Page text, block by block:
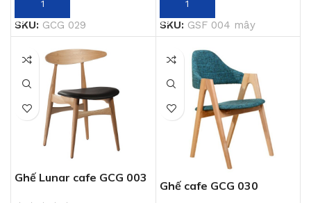
THÊM VÀO GIỎ HÀNG
SKU: GCG 029
THÊM VÀO GIỎ HÀNG
SKU: GSF 004 mây
Ghế Lunar cafe GCG 003
Ghế cafe GCG 030